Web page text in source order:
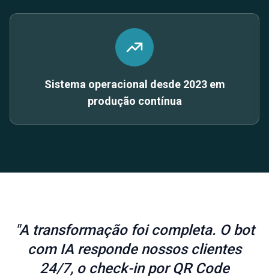
Sistema operacional desde 2023 em
produção contínua
"A transformação foi completa. O bot
com IA responde nossos clientes
24/7, o check-in por QR Code